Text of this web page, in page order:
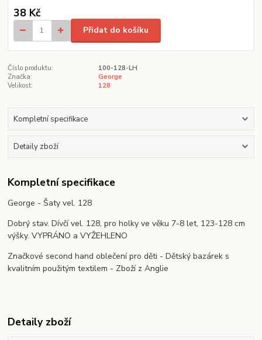
38 Kč
Přidat do košíku
Číslo produktu:
100-128-LH
Značka:
George
Velikost:
128
Kompletní specifikace
Detaily zboží
Kompletní specifikace
George - Šaty vel. 128
Dobrý stav. Dívčí vel. 128, pro holky ve věku 7-8 let, 123-128 cm
výšky. VYPRÁNO a VYŽEHLENO
Značkové second hand oblečení pro děti - Dětský bazárek s
kvalitním použitým textilem - Zboží z Anglie
Detaily zboží